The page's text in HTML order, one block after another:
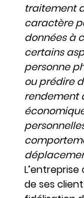
traitement
caractère
données à
certains
personne
ou prédire
rendement
de ses